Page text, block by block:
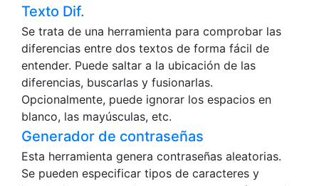
Texto Dif.
Se trata de una herramienta para comprobar las
diferencias entre dos textos de forma fácil de
entender. Puede saltar a la ubicación de las
diferencias, buscarlas y fusionarlas.
Opcionalmente, puede ignorar los espacios en
blanco, las mayúsculas, etc.
Generador de contraseñas
Esta herramienta genera contraseñas aleatorias.
Se pueden especificar tipos de caracteres y